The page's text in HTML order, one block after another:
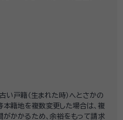
い戸籍（生まれた時）へとさかの
本籍地を複数変更した場合は、複
かかるため、余裕をもって請求